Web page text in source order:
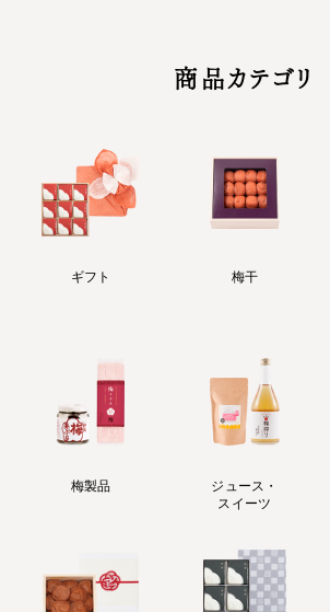
商品カテゴリ
ギフト 梅干
梅製品
ジュース・
スイーツ